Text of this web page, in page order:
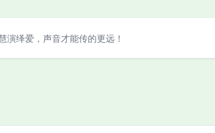
演绎爱，声音才能传的更远！